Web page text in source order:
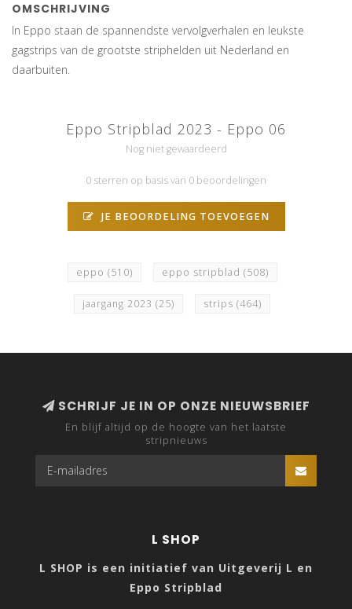
OMSCHRIJVING
In Eppo staan de spannendste vervolgverhalen en leukste
gagstrips van de grootste striphelden uit Nederland en
daarbuiten.
Eppo Stripblad 2023 - Eppo 06
Nog niet gewaardeerd
0 sterren op basis van 0 beoordelingen
JE BEOORDELING TOEVOEGEN
eppo (510) eppo stripblad (508)
jaargang 2023 (25) strips (464)
SCHRIJF JE IN OP ONZE NIEUWSBRIEF
En blijf altijd op de hoogte van het laatste
stripnieuws
L SHOP
L SHOP is een initiatief van Uitgeverij L en
Eppo Stripblad